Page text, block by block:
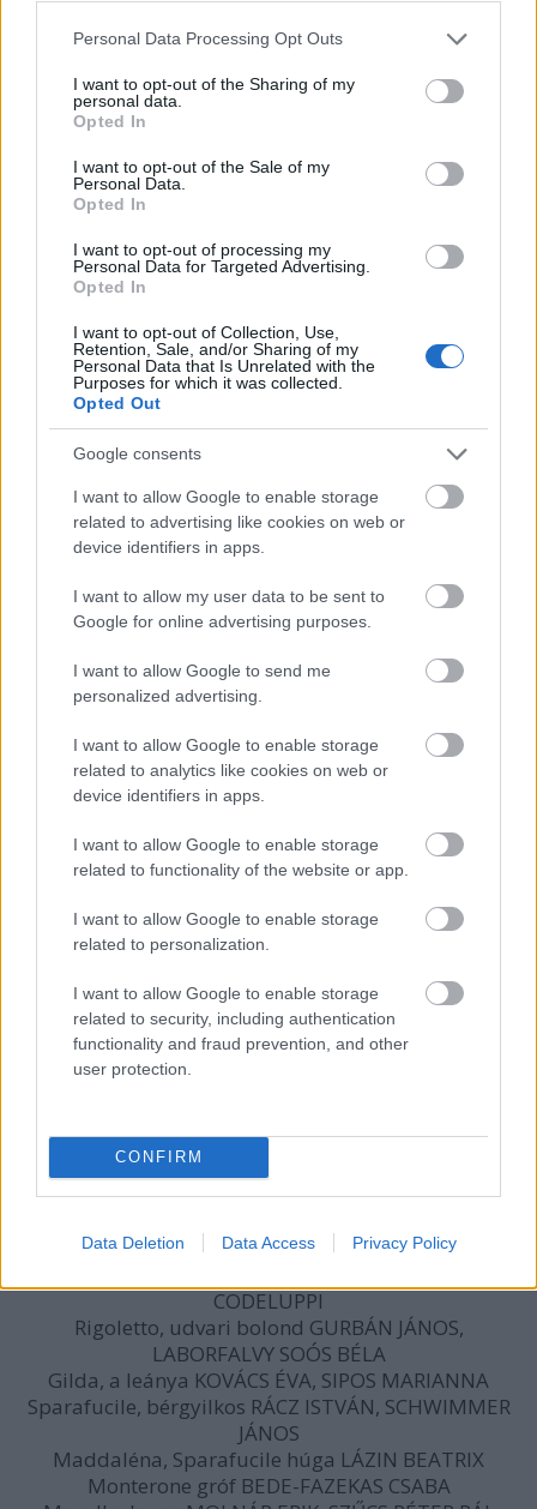
Please note that this website/app uses one or more Google
not limited to your visit or usage behaviour. You may click to
grant or deny consent to Google and its third-party tags to
use your data for below specified purposes in below Google
consent section.
Personal Data Processing Opt Outs
I want to opt-out of the Sharing of my
personal data.
Opted In
I want to opt-out of the Sale of my
Personal Data.
Opted In
I want to opt-out of processing my
Personal Data for Targeted Advertising.
Opted In
I want to opt-out of Collection, Use,
Retention, Sale, and/or Sharing of my
Personal Data that Is Unrelated with the
Purposes for which it was collected.
Opted Out
Google consents
I want to allow Google to enable storage
related to advertising like cookies on web or
device identifiers in apps.
I want to allow my user data to be sent to
Google for online advertising purposes.
I want to allow Google to send me
personalized advertising.
I want to allow Google to enable storage
related to analytics like cookies on web or
device identifiers in apps.
I want to allow Google to enable storage
related to functionality of the website or app.
I want to allow Google to enable storage
related to personalization.
I want to allow Google to enable storage
related to security, including authentication
functionality and fraud prevention, and other
user protection.
CONFIRM
Data Deletion Data Access Privacy Policy
Először nem akartam megrendezni a darabot, a
karmesterem, Silló István beszélt rá, hogy próbáljam
kellett szoknom az operisták színpadi létezését,
egészen más műfaj, mint amiket eddig csináltam.
Tudomásul kell venni nagyon sok dolgot: egész
máshogy játszanak a színészek, más énektechnikát
igényel, sokszor nem lehet úgy elénekelni, ahogy én
gondoltam. Nem biztos, hogy életem nagy vágya
lesz, hogy operákat rendezzek, de egyszer biztos,
hogy még bele fogok vágni. (...)
Jó társaság jött össze, nagy sikerélményem van
velük. Ők is élvezik a munkát, mert nem egy
úgymond operarendezővel dolgoznak, ők is tanultak
Victor Hugo drámája nyomán szövegét írta: F. M.
Piave
Fordította: Blum Tamás
CODELUPPI
Rigoletto, udvari bolond GURBÁN JÁNOS,
LABORFALVY SOÓS BÉLA
Gilda, a leánya KOVÁCS ÉVA, SIPOS MARIANNA
Sparafucile, bérgyilkos RÁCZ ISTVÁN, SCHWIMMER
JÁNOS
Maddaléna, Sparafucile húga LÁZIN BEATRIX
Monterone gróf BEDE-FAZEKAS CSABA